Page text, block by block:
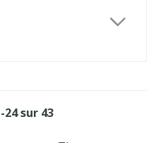
-24sur 43